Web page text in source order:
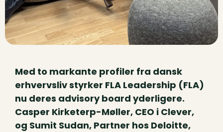
Med to markante profiler fra dansk
erhvervsliv styrker FLA Leadership (FLA)
nu deres advisory board yderligere.
Casper Kirketerp-Møller, CEO i Clever,
og Sumit Sudan, Partner hos Deloitte,